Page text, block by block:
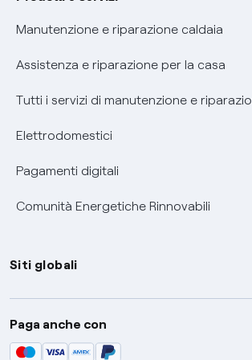
Informativa RAEE
Manutenzione e riparazione caldaia
Assistenza e riparazione per la casa
Tutti i servizi di manutenzione e
Elettrodomestici
Pagamenti digitali
Comunità Energetiche Rinnovabili
Siti globali
Enel Group
Enel Green Power
Paga anche con